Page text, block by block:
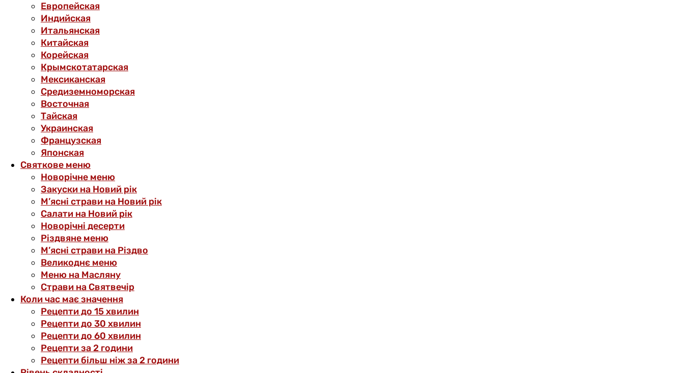
Европейская
Индийская
Итальянская
Китайская
Корейская
Крымскотатарская
Мексиканская
Средиземноморская
Восточная
Тайская
Украинская
Французская
Японская
Святкове меню
Новорічне меню
Закуски на Новий рік
М’ясні страви на Новий рік
Салати на Новий рік
Новорічні десерти
Різдвяне меню
М’ясні страви на Різдво
Великоднє меню
Меню на Масляну
Страви на Святвечір
Коли час має значення
Рецепти до 15 хвилин
Рецепти до 30 хвилин
Рецепти до 60 хвилин
Рецепти за 2 години
Рецепти більш ніж за 2 години